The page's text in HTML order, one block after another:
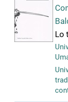
Lo